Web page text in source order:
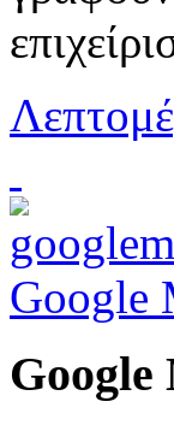
Google
Google